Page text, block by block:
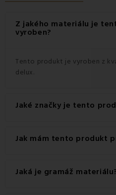
Z jakého materiálu je
vyroben?
Tento produkt je vyroben z
delux.
Jaké značky je tento
Jedná se o autentický produkt
Jak mám tento produkt
Pro dosažení nejlepších
produkt prát na 60 °C.
Jaká je gramáž